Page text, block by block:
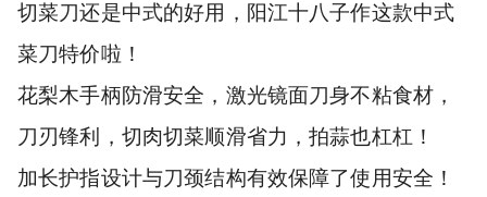
切菜刀还是中式的好用，阳江十八子作这款中式
菜刀特价啦！
花梨木手柄防滑安全，激光镜面刀身不粘食材，
刀刃锋利，切肉切菜顺滑省力，拍蒜也杠杠！
加长护指设计与刀颈结构有效保障了使用安全！